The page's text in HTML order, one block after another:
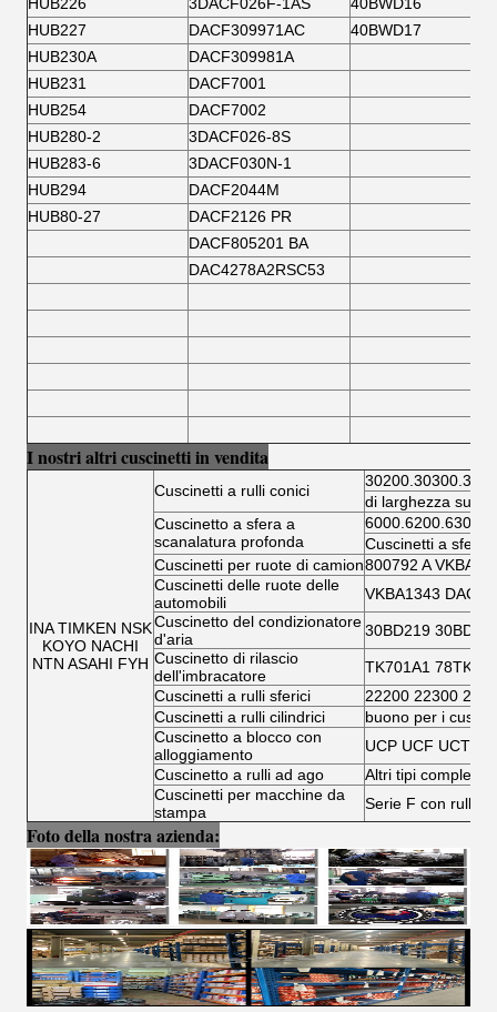
HUB227
DACF309971AC
40BWD17
HUB230A
DACF309981A
HUB231
DACF7001
HUB254
DACF7002
HUB280-2
3DACF026-8S
HUB283-6
3DACF030N-1
HUB294
DACF2044M
HUB80-27
DACF2126 PR
DACF805201 BA
DAC4278A2RSC53
I nostri altri cuscinetti in vendita
INA TIMKEN NSK
KOYO NACHI
NTN ASAHI FYH
Cuscinetti a rulli conici
di larghezza
Cuscinetto a sfera a
scanalatura profonda
Cuscinetti a sfera
Cuscinetti per ruote di camion800792 A VKBA
Cuscinetti delle ruote delle
automobili
VKBA1343
Cuscinetto del condizionatore
d'aria
30BD219 30BD40
Cuscinetto di rilascio
dell'imbracatore
TK701A1
Cuscinetti a rulli sferici
22200 22300
Cuscinetti a rulli cilindrici
buono per i
Cuscinetto a blocco con
alloggiamento
UCP UCF UCT
Cuscinetto a rulli ad ago
Altri tipi completi
Cuscinetti per macchine da
stampa
Serie F con rullo
Foto della nostra azienda: